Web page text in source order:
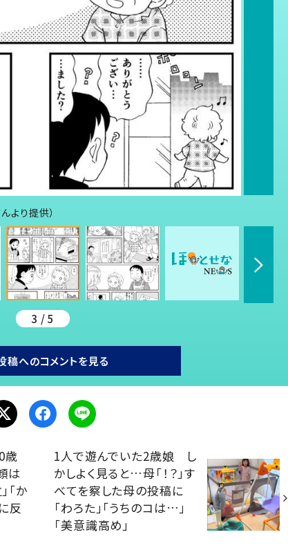
り提供）
3 / 5
稿へのコメントを見る
歳
は
「か
反
1人で遊んでいた2歳娘 し
かしよく見ると…母「！？」す
べてを察した母の投稿に
「わろた」「うちのコは…」
「美意識高め」